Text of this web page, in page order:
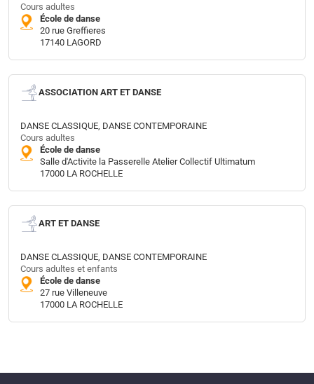
Cours adultes
École de danse
20 rue Greffieres
17140 LAGORD
ASSOCIATION ART ET DANSE
DANSE CLASSIQUE, DANSE CONTEMPORAINE
Cours adultes
École de danse
Salle d'Activite la Passerelle Atelier Collectif Ultimatum
17000 LA ROCHELLE
ART ET DANSE
DANSE CLASSIQUE, DANSE CONTEMPORAINE
Cours adultes et enfants
École de danse
27 rue Villeneuve
17000 LA ROCHELLE